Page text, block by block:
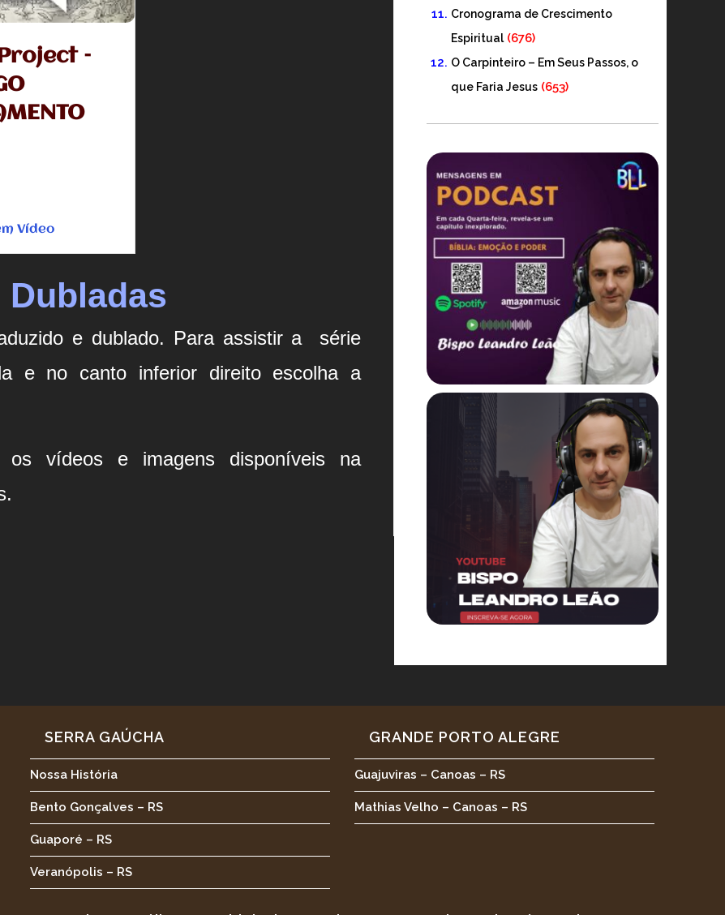
–
Vídeo
Dubladas
e dublado. Para assistir a série
e no canto inferior direito escolha a
vídeos e imagens disponíveis na
Cronograma de Crescimento
Espiritual (676)
O Carpinteiro – Em Seus Passos, o
que Faria Jesus (653)
SERRA GAÚCHA
Nossa História
Bento Gonçalves – RS
Guaporé – RS
Veranópolis – RS
GRANDE PORTO ALEGRE
Guajuviras – Canoas – RS
Mathias Velho – Canoas – RS